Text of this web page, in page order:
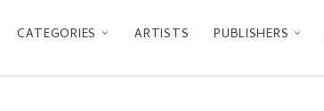
CATEGORIES ARTISTS PUBLISHERS